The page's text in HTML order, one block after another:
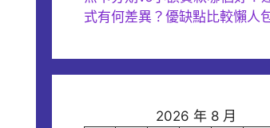
式有何差異？優缺點比較懶人
2026 年 8 月